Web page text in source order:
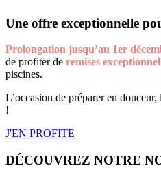
Une offre exceptionnelle
Prolongation jusqu’au 1er
de profiter de remises
piscines.
L’occasion de préparer en
!
J'EN PROFITE
DÉCOUVREZ NOTRE